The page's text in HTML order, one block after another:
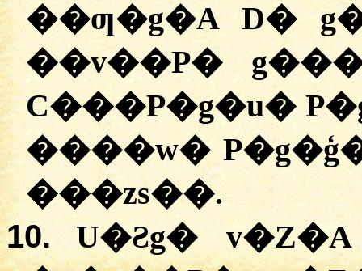
��ƣ�g�A D�
��v��P�
C���P�g�u�
����w�
���zs��.
10.
U�Ƨg�